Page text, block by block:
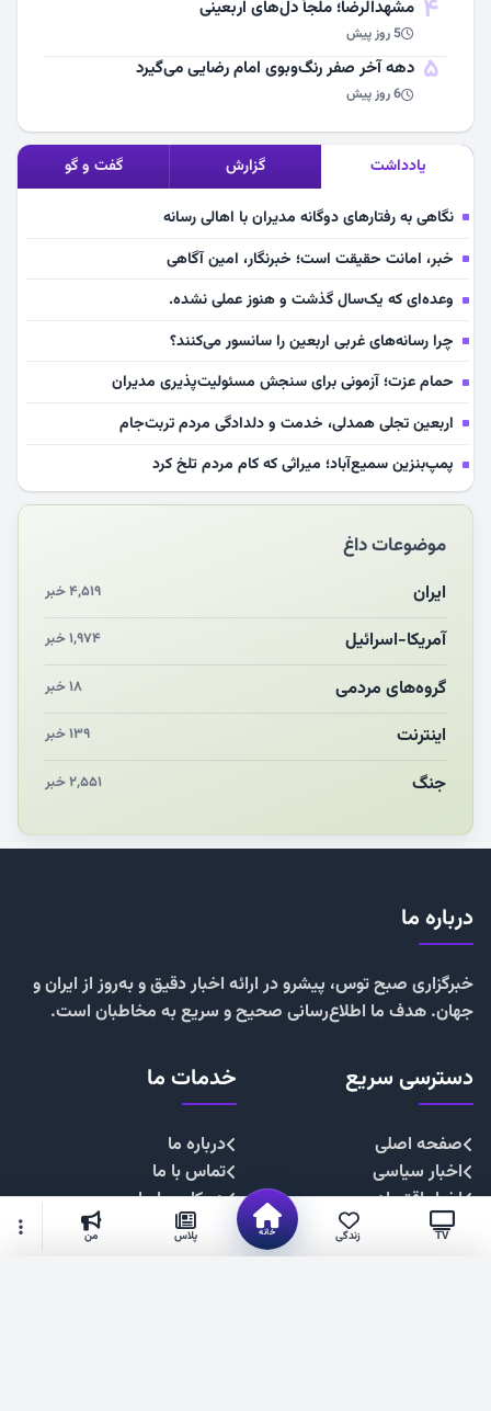
4 مشهد‌الرضا؛ ملجأ دل‌های اربعینی
5 روز پیش
5 دهه آخر صفر رنگ‌وبوی امام رضایی می‌گیرد
6 روز پیش
یادداشت گزارش گفت و گو
نگاهی به رفتارهای دوگانه مدیران با اهالی رسانه
خبر، امانت حقیقت است؛ خبرنگار، امین آگاهی
وعده‌ای که یک‌سال گذشت و هنوز عملی نشده.
چرا رسانه‌های غربی اربعین را سانسور می‌کنند؟
حمام عزت؛ آزمونی برای سنجش مسئولیت‌پذیری مدیران
اربعین تجلی همدلی، خدمت و دلدادگی مردم تربت‌جام
پمپ‌بنزین سمیع‌آباد؛ میراثی که کام مردم تلخ کرد
سلامت آینده‌سازان فوتبال قربانی بی‌توجهی مسئولان
بازخوانی رسانه‌ای اندیشه رهبر شهید
مشهدالرضا آقای شهید ایران را در آغوش کشید
مکن ای صبح طلوع
موضوعات داغ
ایران ۴,۵۱۹ خبر
آمریکا-اسرائیل ۱,۹۷۴ خبر
گروه‌های مردمی ۱۸ خبر
اینترنت ۱۳۹ خبر
جنگ ۲,۵۵۱ خبر
TV زندگی خانه پلاس من
درباره ما
خبرگزاری صبح توس، پیشرو در ارائه اخبار دقیق و به‌روز از ایران و
جهان. هدف ما اطلاع‌رسانی صحیح و سریع به مخاطبان است.
دسترسی سریع
صفحه اصلی
اخبار سیاسی
اخبار اقتصادی
اخبار اجتماعی
خدمات ما
درباره ما
تماس با ما
همکاری با ما
تبلیغات